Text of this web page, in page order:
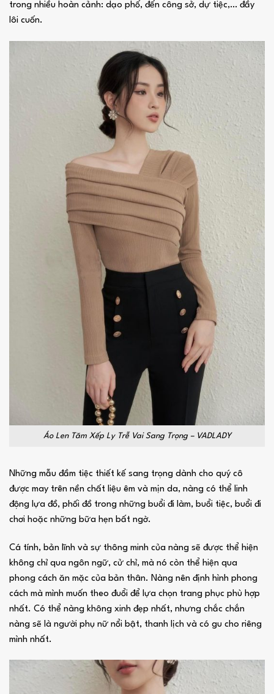
trong nhiều hoàn cảnh: dạo phố, đến công sở, dự tiệc,… đầy
lôi cuốn.
Áo Len Tăm Xếp Ly Trễ Vai Sang Trọng – VADLADY
Những mẫu đầm tiệc thiết kế sang trọng dành cho quý cô
được may trên nền chất liệu êm và mịn da, nàng có thể linh
động lựa đồ, phối đồ trong những buổi đi làm, buổi tiệc, buổi đi
chơi hoặc những bữa hẹn bất ngờ.
Cá tính, bản lĩnh và sự thông minh của nàng sẽ được thể hiện
không chỉ qua ngôn ngữ, cử chỉ, mà nó còn thể hiện qua
phong cách ăn mặc của bản thân. Nàng nên định hình phong
cách mà mình muốn theo đuổi để lựa chọn trang phục phù hợp
nhất. Có thể nàng không xinh đẹp nhất, nhưng chắc chắn
nàng sẽ là người phụ nữ nổi bật, thanh lịch và có gu cho riêng
mình nhất.